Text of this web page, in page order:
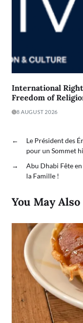
International
Freedom of
8 AUGUST 2026
←
Le Président des
pour un Sommet
→
Abu Dhabi Fête
la Famille !
You May